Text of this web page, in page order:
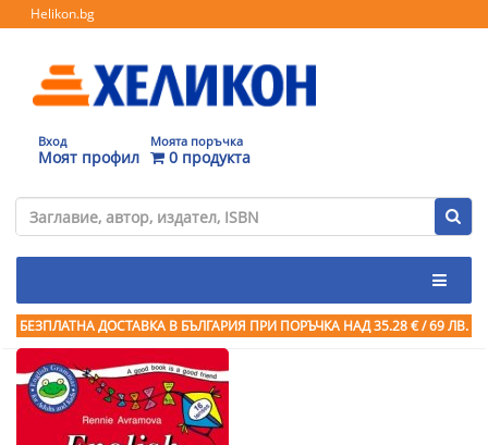
Helikon.bg
Вход
Моят профил
Моята поръчка
0 продукта
БЕЗПЛАТНА ДОСТАВКА В БЪЛГАРИЯ ПРИ ПОРЪЧКА НАД 35.28 € / 69 ЛВ.